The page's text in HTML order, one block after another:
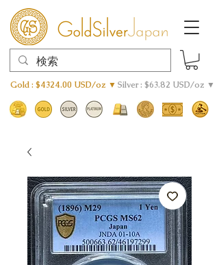
Gold : $4324.00 USD/oz ▼ Silver : $63.82 USD/oz ▼